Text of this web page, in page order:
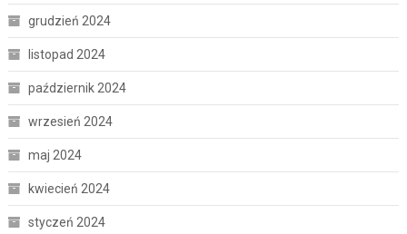
grudzień 2024
listopad 2024
październik 2024
wrzesień 2024
maj 2024
kwiecień 2024
styczeń 2024